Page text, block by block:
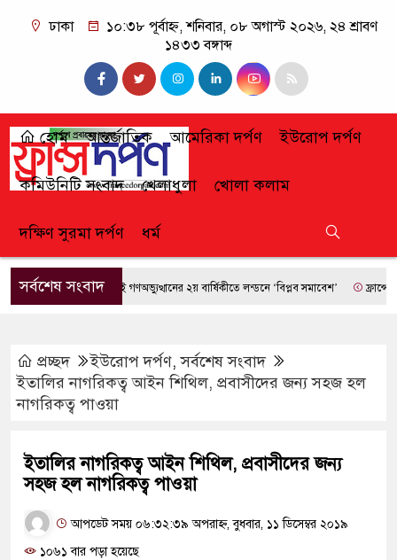
ঢাকা
১০:৩৮ পূর্বাহ্ন, শনিবার, ০৮ অগাস্ট ২০২৬, ২৪ শ্রাবণ
১৪৩৩ বঙ্গাব্দ
হোম আন্তর্জাতিক আমেরিকা দর্পণ ইউরোপ দর্পণ
কমিউনিটি সংবাদ খেলাধুলা খোলা কলাম
দক্ষিণ সুরমা দর্পণ ধর্ম
সর্বশেষ সংবাদজুলাই গণঅভ্যুত্থানের ২য় বার্ষিকীতে লন্ডনে ‘বিপ্লব সমাবেশ’ ফ্রান্সে
প্রচ্ছদ ইউরোপ দর্পণ,সর্বশেষ সংবাদ
ইতালির নাগরিকত্ব আইন শিথিল, প্রবাসীদের জন্য সহজ হল
নাগরিকত্ব পাওয়া
ইতালির নাগরিকত্ব আইন শিথিল, প্রবাসীদের জন্য
সহজ হল নাগরিকত্ব পাওয়া
আপডেট সময় ০৬:৩২:৩৯ অপরাহ্ন, বুধবার, ১১ ডিসেম্বর ২০১৯
১০৬১ বার পড়া হয়েছে